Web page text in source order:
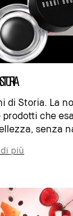
di Storia. La
prodotti che
senza
più